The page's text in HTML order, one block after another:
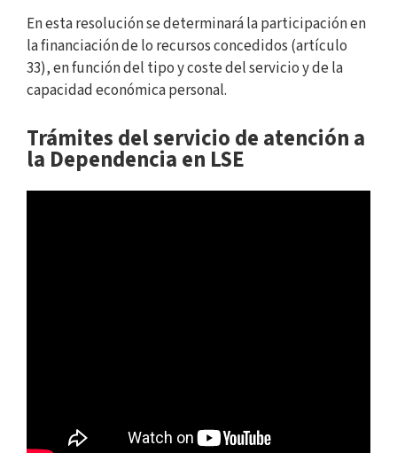
En esta resolución se determinará la participación en
la financiación de lo recursos concedidos (artículo
33), en función del tipo y coste del servicio y de la
capacidad económica personal.
Trámites del servicio de atención a
la Dependencia en LSE